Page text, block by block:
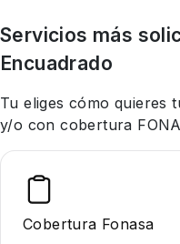
Servicios más
Encuadrado
Tu eliges cómo quieres
y/o con cobertura
Cobertura Fonasa